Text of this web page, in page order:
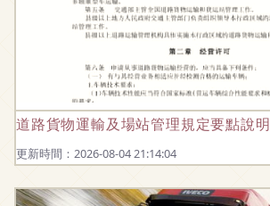
道路貨物運輸及場站管理規定要點說明
更新時間：2026-08-04 21:14:04